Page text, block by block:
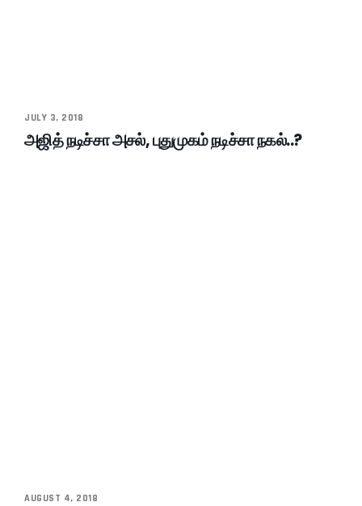
JULY 3, 2018
அஜித் நடிச்சா அசல், புதுமுகம் நடிச்சா நகல்..?
AUGUST 4, 2018